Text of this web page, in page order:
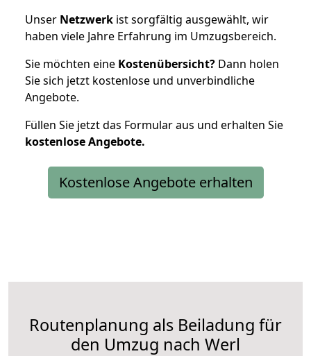
Unser Netzwerk ist sorgfältig ausgewählt, wir
haben viele Jahre Erfahrung im Umzugsbereich.
Sie möchten eine Kostenübersicht? Dann holen
Sie sich jetzt kostenlose und unverbindliche
Angebote.
Füllen Sie jetzt das Formular aus und erhalten Sie
kostenloseAngebote.
Kostenlose Angebote erhalten
Routenplanung als Beiladung für
den Umzug nach Werl